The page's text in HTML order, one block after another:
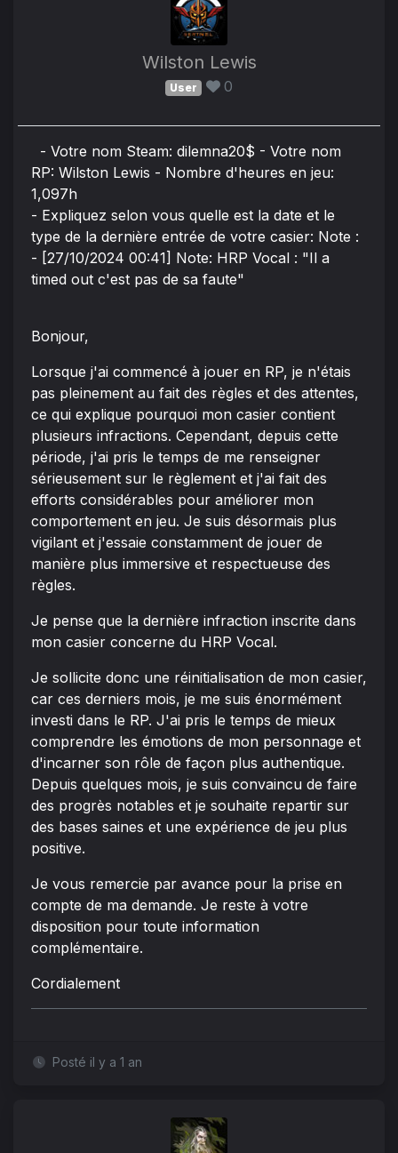
Wilston Lewis
User 0
- Votre nom Steam: dilemna20$ - Votre nom
RP: Wilston Lewis - Nombre d'heures en jeu:
1,097h
- Expliquez selon vous quelle est la date et le
type de la dernière entrée de votre casier: Note :
- [27/10/2024 00:41] Note: HRP Vocal : "Il a
timed out c'est pas de sa faute"
Bonjour,
Lorsque j'ai commencé à jouer en RP, je n'étais
pas pleinement au fait des règles et des attentes,
ce qui explique pourquoi mon casier contient
plusieurs infractions. Cependant, depuis cette
période, j'ai pris le temps de me renseigner
sérieusement sur le règlement et j'ai fait des
efforts considérables pour améliorer mon
comportement en jeu. Je suis désormais plus
vigilant et j'essaie constamment de jouer de
manière plus immersive et respectueuse des
règles.
Je pense que la dernière infraction inscrite dans
mon casier concerne du HRP Vocal.
Je sollicite donc une réinitialisation de mon casier,
car ces derniers mois, je me suis énormément
investi dans le RP. J'ai pris le temps de mieux
comprendre les émotions de mon personnage et
d'incarner son rôle de façon plus authentique.
Depuis quelques mois, je suis convaincu de faire
des progrès notables et je souhaite repartir sur
des bases saines et une expérience de jeu plus
positive.
Je vous remercie par avance pour la prise en
compte de ma demande. Je reste à votre
disposition pour toute information
complémentaire.
Cordialement
Posté il y a 1 an